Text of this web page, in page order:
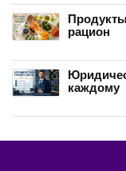
рацион
каждому